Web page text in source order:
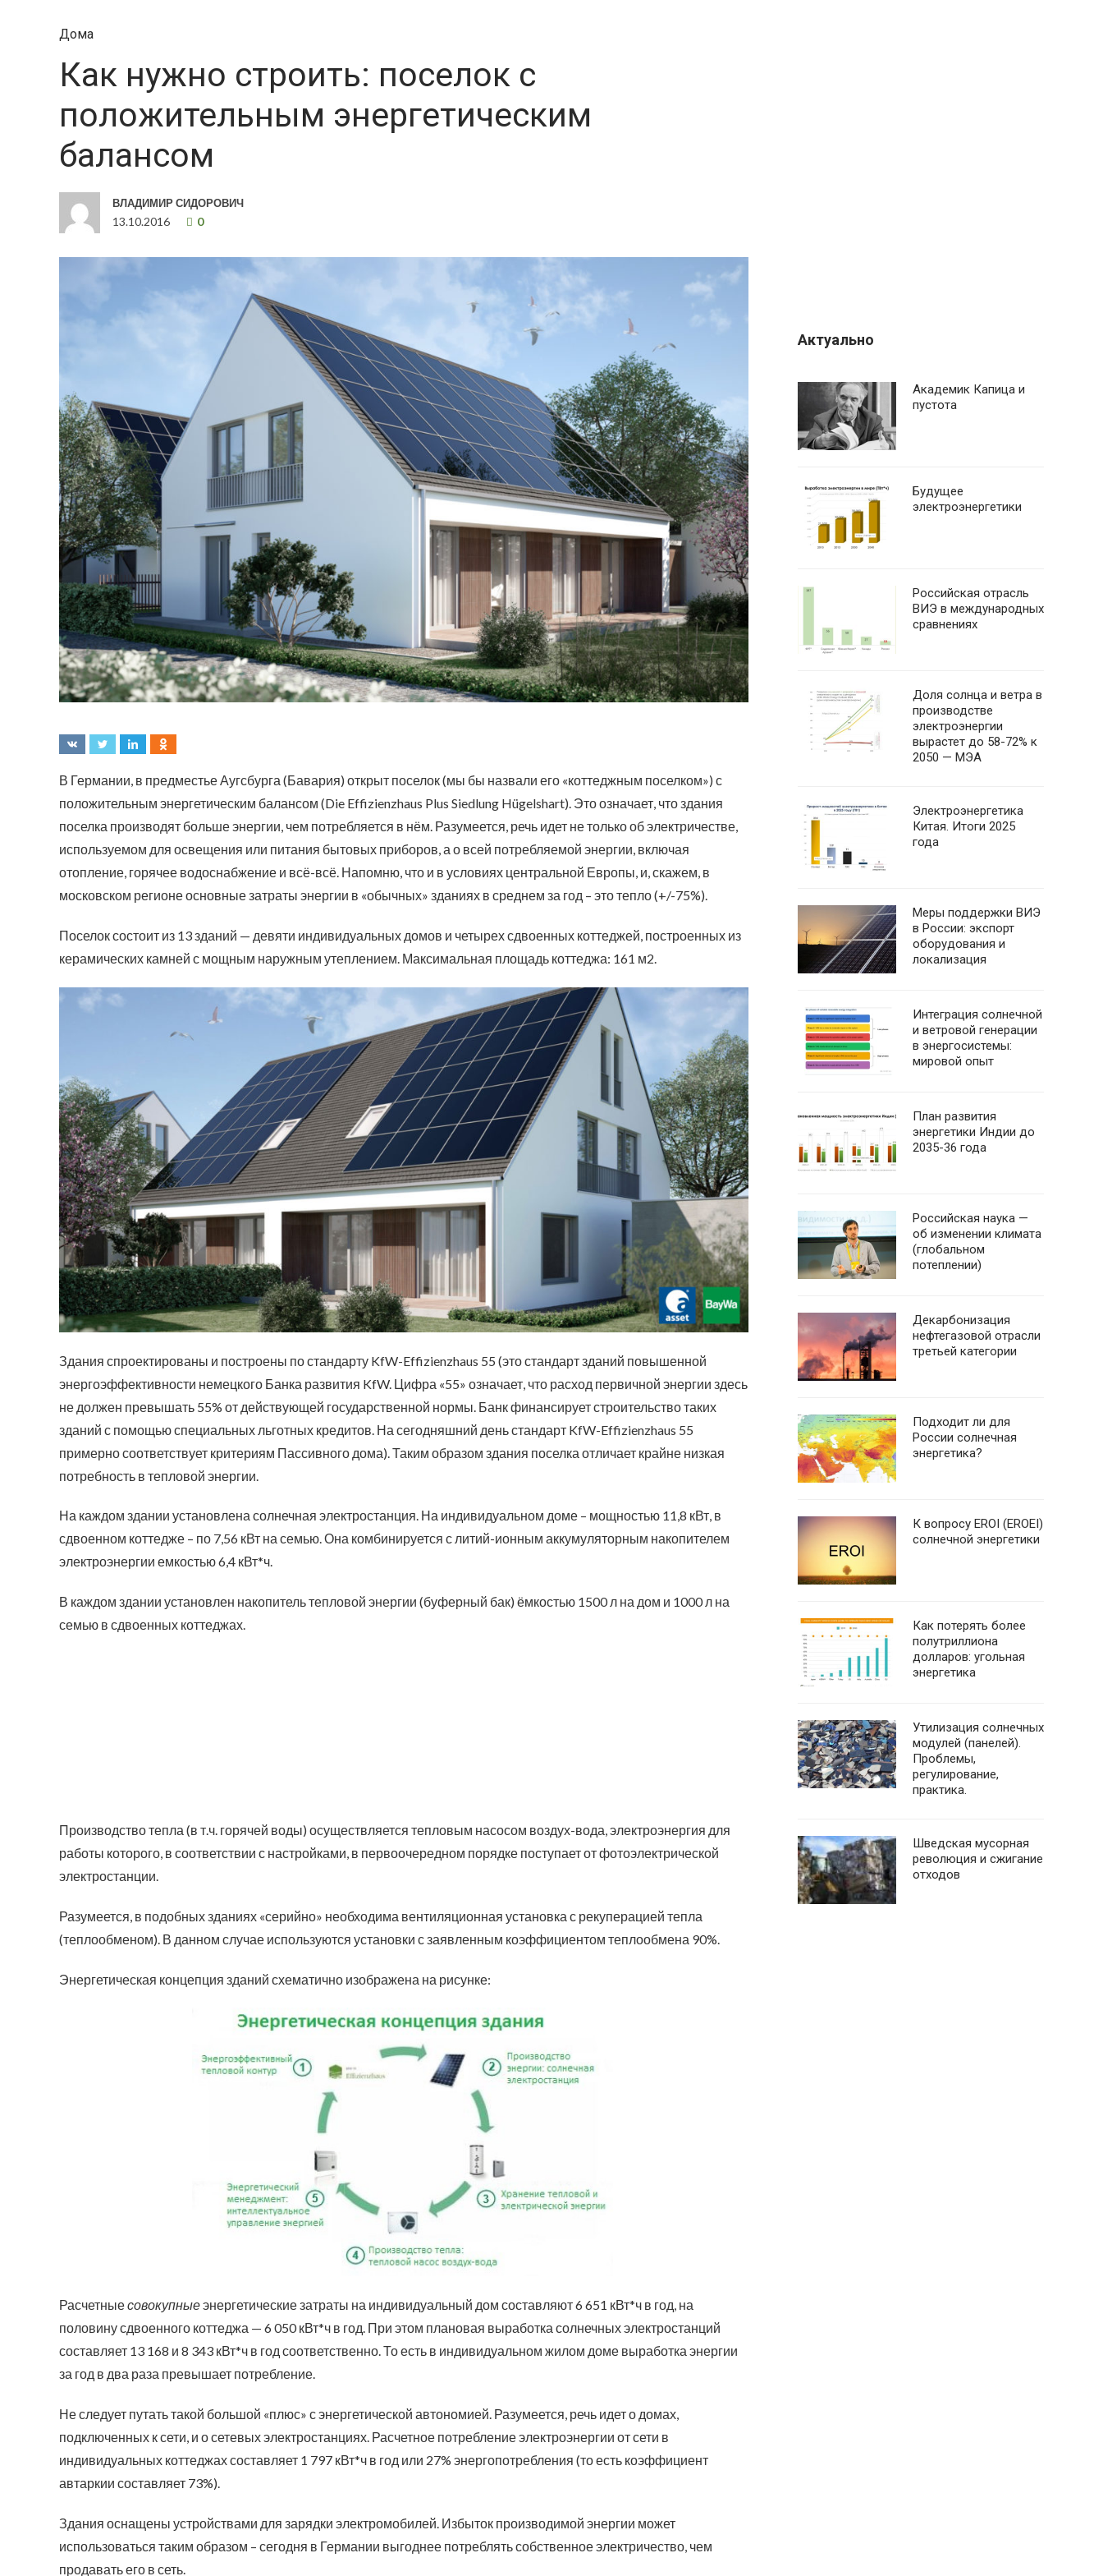
Дома
Как нужно строить: поселок с
положительным энергетическим
балансом
ВЛАДИМИР СИДОРОВИЧ
13.10.2016 0
В Германии, в предместье Аугсбурга (Бавария) открыт поселок (мы бы назвали его «коттеджным поселком») с
положительным энергетическим балансом (Die Effizienzhaus Plus Siedlung Hügelshart). Это означает, что здания
поселка производят больше энергии, чем потребляется в нём. Разумеется, речь идет не только об электричестве,
используемом для освещения или питания бытовых приборов, а о всей потребляемой энергии, включая
отопление, горячее водоснабжение и всё-всё. Напомню, что и в условиях центральной Европы, и, скажем, в
московском регионе основные затраты энергии в «обычных» зданиях в среднем за год – это тепло (+/-75%).
Поселок состоит из 13 зданий — девяти индивидуальных домов и четырех сдвоенных коттеджей, построенных из
керамических камней с мощным наружным утеплением. Максимальная площадь коттеджа: 161 м2.
Здания спроектированы и построены по стандарту KfW-Effizienzhaus 55 (это стандарт зданий повышенной
энергоэффективности немецкого Банка развития KfW. Цифра «55» означает, что расход первичной энергии здесь
не должен превышать 55% от действующей государственной нормы. Банк финансирует строительство таких
зданий с помощью специальных льготных кредитов. На сегодняшний день стандарт KfW-Effizienzhaus 55
примерно соответствует критериям Пассивного дома). Таким образом здания поселка отличает крайне низкая
потребность в тепловой энергии.
На каждом здании установлена солнечная электростанция. На индивидуальном доме – мощностью 11,8 кВт, в
сдвоенном коттедже – по 7,56 кВт на семью. Она комбинируется с литий-ионным аккумуляторным накопителем
электроэнергии емкостью 6,4 кВт*ч.
В каждом здании установлен накопитель тепловой энергии (буферный бак) ёмкостью 1500 л на дом и 1000 л на
семью в сдвоенных коттеджах.
Производство тепла (в т.ч. горячей воды) осуществляется тепловым насосом воздух-вода, электроэнергия для
работы которого, в соответствии с настройками, в первоочередном порядке поступает от фотоэлектрической
электростанции.
Разумеется, в подобных зданиях «серийно» необходима вентиляционная установка с рекуперацией тепла
(теплообменом). В данном случае используются установки с заявленным коэффициентом теплообмена 90%.
Энергетическая концепция зданий схематично изображена на рисунке:
Расчетныесовокупныеэнергетические затраты на индивидуальный дом составляют 6 651 кВт*ч в год, на
половину сдвоенного коттеджа — 6 050 кВт*ч в год. При этом плановая выработка солнечных электростанций
составляет 13 168 и 8 343 кВт*ч в год соответственно. То есть в индивидуальном жилом доме выработка энергии
за год в два раза превышает потребление.
Не следует путать такой большой «плюс» с энергетической автономией. Разумеется, речь идет о домах,
подключенных к сети, и о сетевых электростанциях. Расчетное потребление электроэнергии от сети в
индивидуальных коттеджах составляет 1 797 кВт*ч в год или 27% энергопотребления (то есть коэффициент
автаркии составляет 73%).
Здания оснащены устройствами для зарядки электромобилей. Избыток производимой энергии может
использоваться таким образом – сегодня в Германии выгоднее потреблять собственное электричество, чем
продавать его в сеть.
Актуально
Академик Капица и
пустота
Будущее
электроэнергетики
Российская отрасль
ВИЭ в международных
сравнениях
Доля солнца и ветра в
производстве
электроэнергии
вырастет до 58-72% к
2050 — МЭА
Электроэнергетика
Китая. Итоги 2025
года
Меры поддержки ВИЭ
в России: экспорт
оборудования и
локализация
Интеграция солнечной
и ветровой генерации
в энергосистемы:
мировой опыт
План развития
энергетики Индии до
2035-36 года
Российская наука —
об изменении климата
(глобальном
потеплении)
Декарбонизация
нефтегазовой отрасли
третьей категории
Подходит ли для
России солнечная
энергетика?
К вопросу EROI (EROEI)
солнечной энергетики
Как потерять более
полутриллиона
долларов: угольная
энергетика
Утилизация солнечных
модулей (панелей).
Проблемы,
регулирование,
практика.
Шведская мусорная
революция и сжигание
отходов